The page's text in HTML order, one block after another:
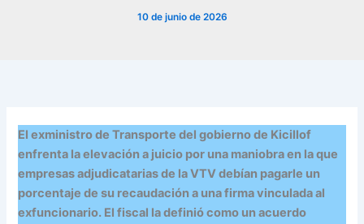
10 de junio de 2026
El exministro de Transporte del gobierno de Kicillof
enfrenta la elevación a juicio por una maniobra en la que
empresas adjudicatarias de la VTV debían pagarle un
porcentaje de su recaudación a una firma vinculada al
exfuncionario. El fiscal la definió como un acuerdo